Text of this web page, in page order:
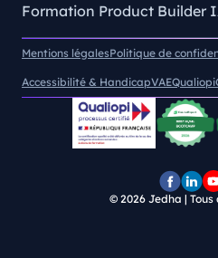
Formation Product Builder
Mentions légalesPolitique de
Accessibilité & HandicapVAEQualiopi
PagePage
© 2026 Jedha |